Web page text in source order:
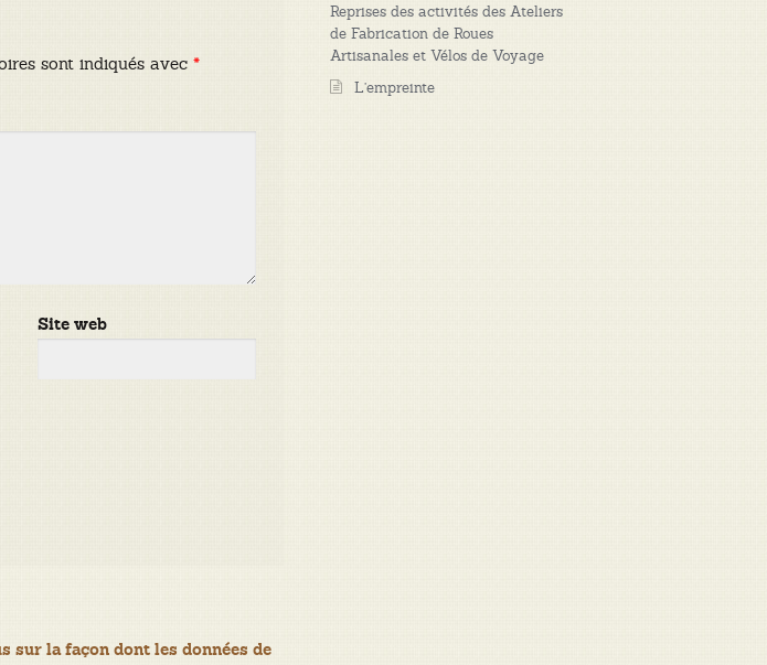
sont indiqués avec*
Site web
sur la façon dont les données de
Reprises des activités des Ateliers
de Fabrication de Roues
Artisanales et Vélos de Voyage
L’empreinte